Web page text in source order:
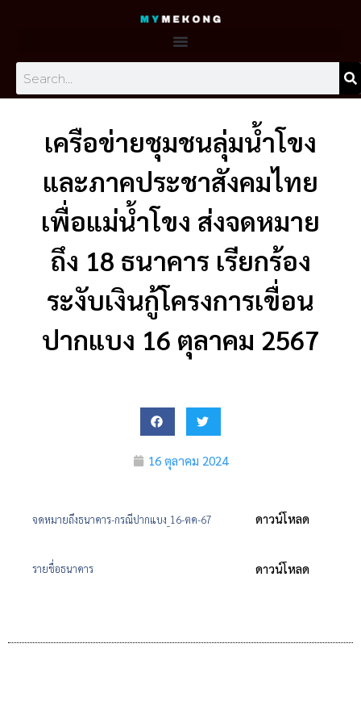
เครือข่ายชุมชนลุ่มน้ำโขง
และภาคประชาสังคมไทย
เพื่อแม่น้ำโขง ส่งจดหมาย
ถึง 18 ธนาคาร เรียกร้อง
ระงับเงินกู้โครงการเขื่อน
ปากแบง 16 ตุลาคม 2567
16 ตุลาคม 2024
จดหมายถึงธนาคาร-กรณีปากแบง_16-ตค-67 ดาวน์โหลด
รายชื่อธนาคาร ดาวน์โหลด